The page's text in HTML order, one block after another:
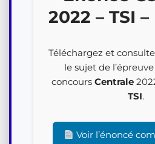
2022 – TSI
Téléchargez et
le sujet de l’épreuve
concours Centrale
TSI.
Voir l’énoncé